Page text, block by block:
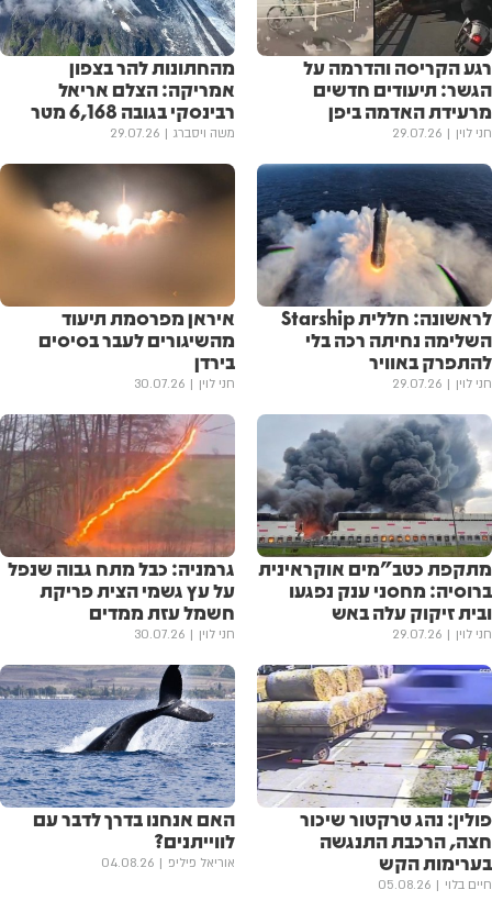
רגע הקריסה והדרמה על
הגשר: תיעודים חדשים
מרעידת האדמה ביפן
חני לוין 29.07.26
מהחתונות להר בצפון
אמריקה: הצלם אריאל
רבינסקי בגובה 6,168 מטר
משה ויסברג 29.07.26
לראשונה: חללית Starship
השלימה נחיתה רכה בלי
להתפרק באוויר
חני לוין 29.07.26
איראן מפרסמת תיעוד
מהשיגורים לעבר בסיסים
בירדן
חני לוין 30.07.26
מתקפת כטב"מים אוקראינית
ברוסיה: מחסני ענק נפגעו
ובית זיקוק עלה באש
חני לוין 29.07.26
גרמניה: כבל מתח גבוה שנפל
על עץ גשמי הצית פריקת
חשמל עזת ממדים
חני לוין 30.07.26
פולין: נהג טרקטור שיכור
חצה, הרכבת התנגשה
בערימות הקש
חיים בלוי 05.08.26
האם אנחנו בדרך לדבר עם
לווייתנים?
אוריאל פיליפ 04.08.26